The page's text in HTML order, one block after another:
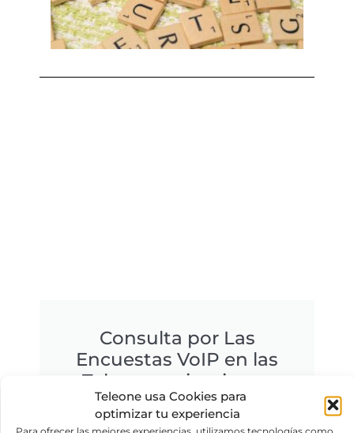
Teleone usa Cookies para
optimizar tu experiencia
Para ofrecer las mejores experiencias, utilizamos tecnologías como
Consulta por Las
Encuestas VoIP en las
Telecomunicaciones
Teleone empresa líder en la